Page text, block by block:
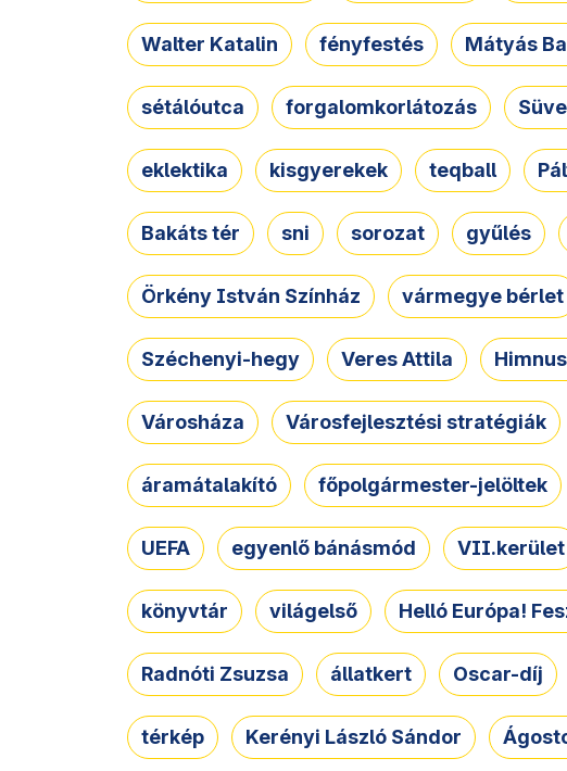
Walter Katalin fényfestés Mátyás
sétálóutca forgalomkorlátozás
eklektika kisgyerekek teqball
Bakáts tér sni sorozat gyűlés
Örkény István Színház vármegye bérlet
Széchenyi-hegy Veres Attila
Városháza Városfejlesztési stratégiák
áramátalakító főpolgármester-jelöltek
UEFA egyenlő bánásmód VII.kerület
könyvtár világelső Helló Európa!
Radnóti Zsuzsa állatkert Oscar-díj
térkép Kerényi László Sándor